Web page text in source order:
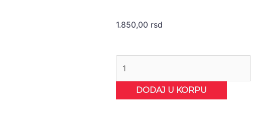
1.850,00 rsd
Jazz
Noble
Elegance
DODAJ U KORPU